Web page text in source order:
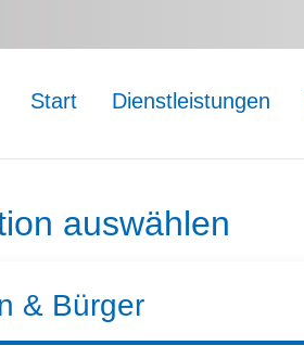
Start Dienstleistungen
auswählen
& Bürger